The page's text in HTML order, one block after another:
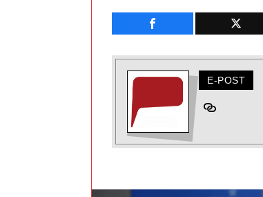
E-POST